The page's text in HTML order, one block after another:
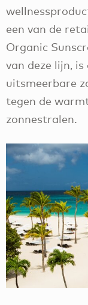
een van de
Organic
van deze lijn,
uitsmeerbare
tegen de
zonnestralen.